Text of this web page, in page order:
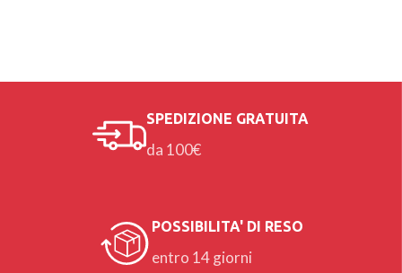
SPEDIZIONE GRATUITA
da 100€
POSSIBILITA' DI RESO
entro 14 giorni